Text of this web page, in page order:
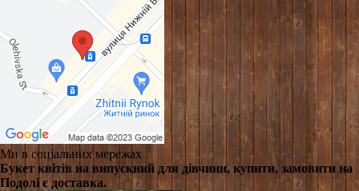
Ми в соціальних мережах
Букет квітів на випускний для дівчини, купити, замовити на
Подолі є доставка.